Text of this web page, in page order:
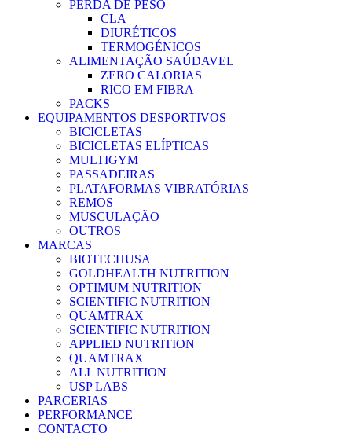
PERDA DE PESO
CLA
DIURÉTICOS
TERMOGÉNICOS
ALIMENTAÇÃO SAÚDAVEL
ZERO CALORIAS
RICO EM FIBRA
PACKS
EQUIPAMENTOS DESPORTIVOS
BICICLETAS
BICICLETAS ELÍPTICAS
MULTIGYM
PASSADEIRAS
PLATAFORMAS VIBRATÓRIAS
REMOS
MUSCULAÇÃO
OUTROS
MARCAS
BIOTECHUSA
GOLDHEALTH NUTRITION
OPTIMUM NUTRITION
SCIENTIFIC NUTRITION
QUAMTRAX
SCIENTIFIC NUTRITION
APPLIED NUTRITION
QUAMTRAX
ALL NUTRITION
USP LABS
PARCERIAS
PERFORMANCE
CONTACTO